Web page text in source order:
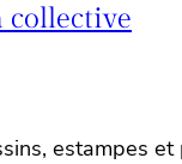
collective
estampes